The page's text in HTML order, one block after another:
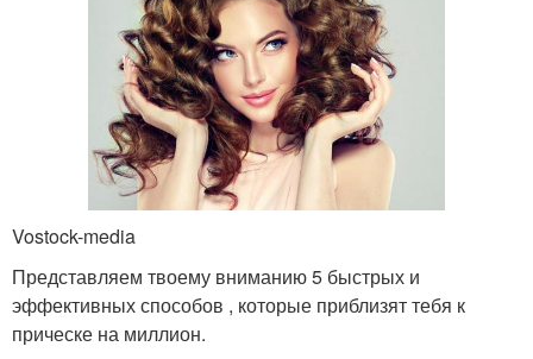
Vostock-media
Представляем твоему вниманию 5 быстрых и
эффективных способов , которые приблизят тебя к
прическе на миллион.